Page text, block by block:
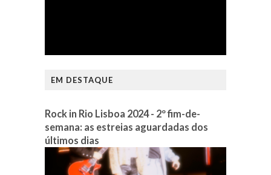
EM DESTAQUE
Rock in Rio Lisboa 2024 - 2º fim-de-
semana: as estreias aguardadas dos
últimos dias